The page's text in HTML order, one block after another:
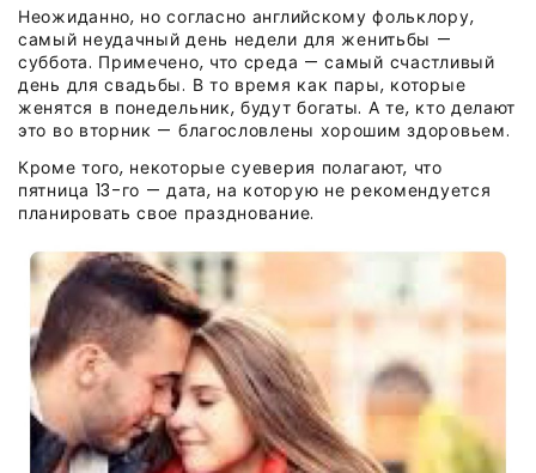
Неожиданно, но согласно английскому фольклору,
самый неудачный день недели для женитьбы —
суббота. Примечено, что среда — самый счастливый
день для свадьбы. В то время как пары, которые
женятся в понедельник, будут богаты. А те, кто делают
это во вторник — благословлены хорошим здоровьем.
Кроме того, некоторые суеверия полагают, что
пятница 13-го — дата, на которую не рекомендуется
планировать свое празднование.